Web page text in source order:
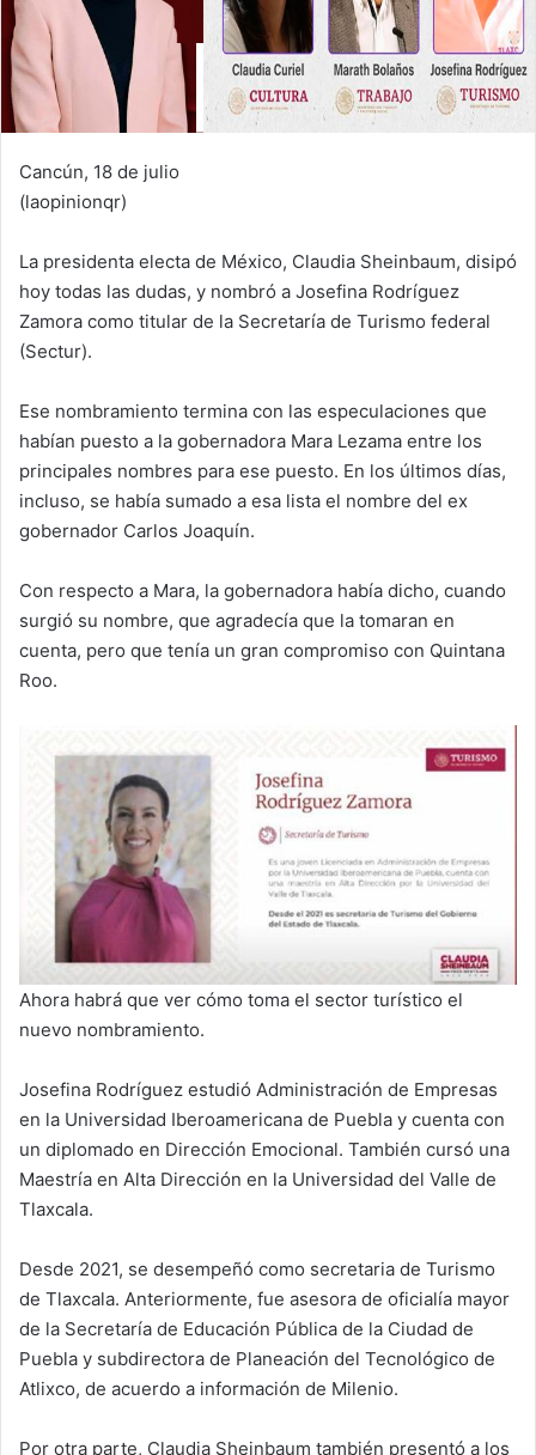
Cancún, 18 de julio
(laopinionqr)
La presidenta electa de México, Claudia Sheinbaum, disipó
hoy todas las dudas, y nombró a Josefina Rodríguez
Zamora como titular de la Secretaría de Turismo federal
(Sectur).
Ese nombramiento termina con las especulaciones que
habían puesto a la gobernadora Mara Lezama entre los
principales nombres para ese puesto. En los últimos días,
incluso, se había sumado a esa lista el nombre del ex
gobernador Carlos Joaquín.
Con respecto a Mara, la gobernadora había dicho, cuando
surgió su nombre, que agradecía que la tomaran en
cuenta, pero que tenía un gran compromiso con Quintana
Roo.
Ahora habrá que ver cómo toma el sector turístico el
nuevo nombramiento.
Josefina Rodríguez estudió Administración de Empresas
en la Universidad Iberoamericana de Puebla y cuenta con
un diplomado en Dirección Emocional. También cursó una
Maestría en Alta Dirección en la Universidad del Valle de
Tlaxcala.
Desde 2021, se desempeñó como secretaria de Turismo
de Tlaxcala. Anteriormente, fue asesora de oficialía mayor
de la Secretaría de Educación Pública de la Ciudad de
Puebla y subdirectora de Planeación del Tecnológico de
Atlixco, de acuerdo a información de Milenio.
Por otra parte, Claudia Sheinbaum también presentó a los